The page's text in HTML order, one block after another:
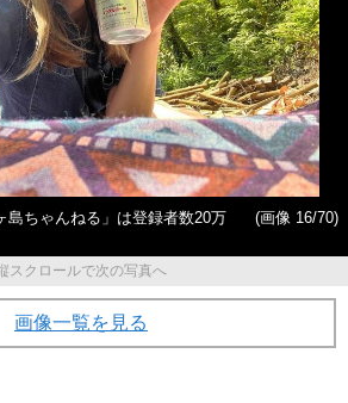
島ちゃんねる」は登録者数20万
(画像 16/70)
スクロールで次の写真へ
画像一覧を見る